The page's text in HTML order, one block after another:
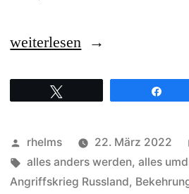
„Matisyahu
Hintergründe
Titel
one
weiterlesen
Veröffentlicht
von
rhelms 22. März 2022
Schlagwörter:
alles anders werden,alles
Angriffskrieg Russland,